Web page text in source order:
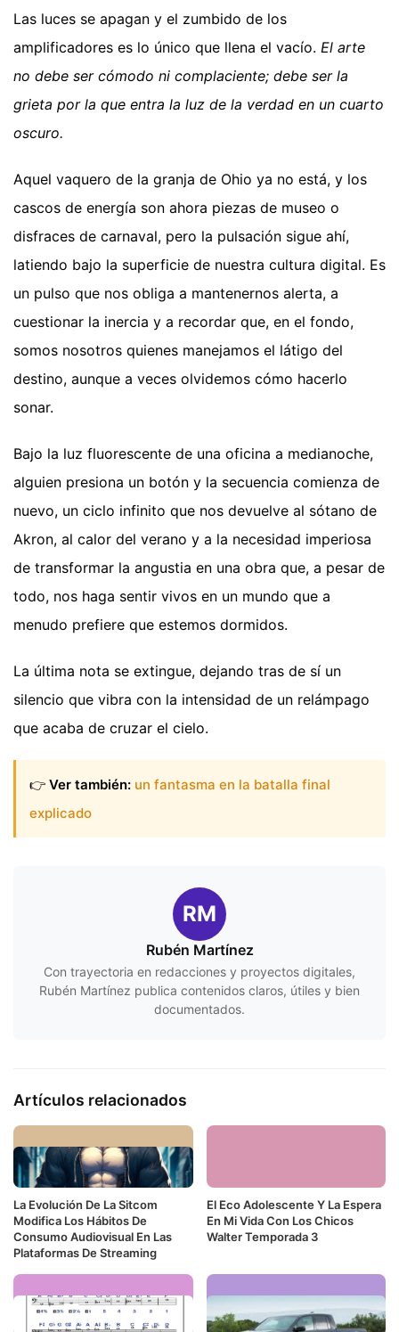
Las luces se apagan y el zumbido de los
amplificadores es lo único que llena el vacío. El arte
no debe ser cómodo ni complaciente; debe ser la
grieta por la que entra la luz de la verdad en un cuarto
oscuro.
Aquel vaquero de la granja de Ohio ya no está, y los
cascos de energía son ahora piezas de museo o
disfraces de carnaval, pero la pulsación sigue ahí,
latiendo bajo la superficie de nuestra cultura digital. Es
un pulso que nos obliga a mantenernos alerta, a
cuestionar la inercia y a recordar que, en el fondo,
somos nosotros quienes manejamos el látigo del
destino, aunque a veces olvidemos cómo hacerlo
sonar.
Bajo la luz fluorescente de una oficina a medianoche,
alguien presiona un botón y la secuencia comienza de
nuevo, un ciclo infinito que nos devuelve al sótano de
Akron, al calor del verano y a la necesidad imperiosa
de transformar la angustia en una obra que, a pesar de
todo, nos haga sentir vivos en un mundo que a
menudo prefiere que estemos dormidos.
La última nota se extingue, dejando tras de sí un
silencio que vibra con la intensidad de un relámpago
que acaba de cruzar el cielo.
👉 Ver también: un fantasma en la batalla final
explicado
RM
Rubén Martínez
Con trayectoria en redacciones y proyectos digitales,
Rubén Martínez publica contenidos claros, útiles y bien
documentados.
Artículos relacionados
La Evolución De La Sitcom
Modifica Los Hábitos De
Consumo Audiovisual En Las
Plataformas De Streaming
El Eco Adolescente Y La Espera
En Mi Vida Con Los Chicos
Walter Temporada 3